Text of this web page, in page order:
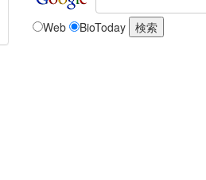
Web BioToday